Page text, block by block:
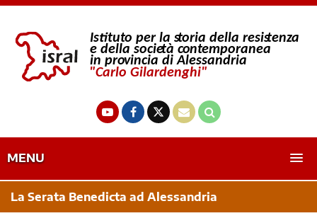
MENU
La Serata Benedicta ad Alessandria